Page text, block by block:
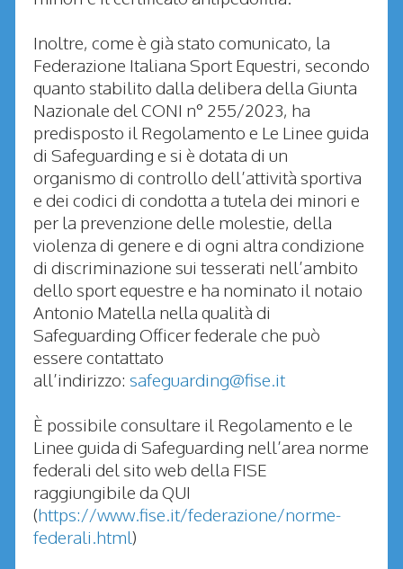
Inoltre, come è già stato comunicato, la
Federazione Italiana Sport Equestri, secondo
quanto stabilito dalla delibera della Giunta
Nazionale del CONI n° 255/2023, ha
predisposto il Regolamento e Le Linee guida
di Safeguarding e si è dotata di un
organismo di controllo dell’attività sportiva
e dei codici di condotta a tutela dei minori e
per la prevenzione delle molestie, della
violenza di genere e di ogni altra condizione
di discriminazione sui tesserati nell’ambito
dello sport equestre e ha nominato il notaio
Antonio Matella nella qualità di
Safeguarding Officer federale che può
essere contattato
all’indirizzo: safeguarding@fise.it
È possibile consultare il Regolamento e le
Linee guida di Safeguarding nell’area norme
federali del sito web della FISE
raggiungibile da QUI
(https://www.fise.it/federazione/norme-
federali.html)